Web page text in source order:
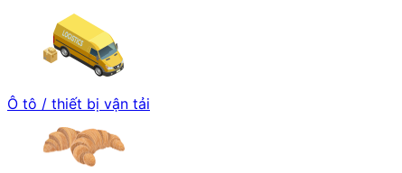
Ô tô / thiết bị vận tải